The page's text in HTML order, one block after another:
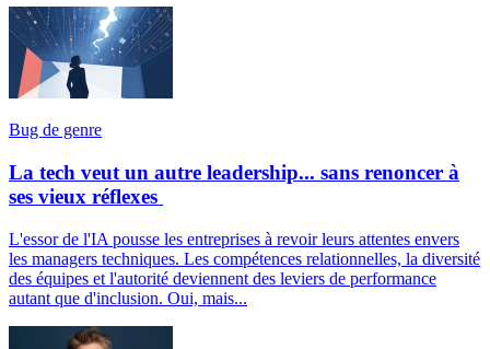
Bug de genre
La tech veut un autre leadership... sans renoncer à
ses vieux réflexes
L'essor de l'IA pousse les entreprises à revoir leurs attentes envers
les managers techniques. Les compétences relationnelles, la diversité
des équipes et l'autorité deviennent des leviers de performance
autant que d'inclusion. Oui, mais...